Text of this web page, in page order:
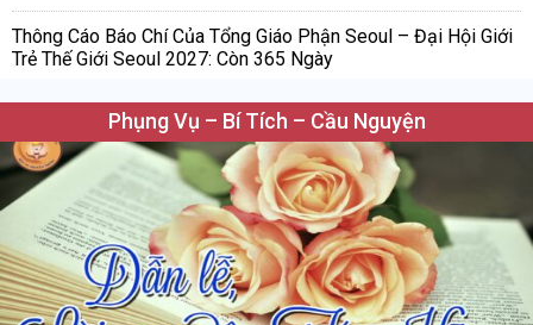
Thông Cáo Báo Chí Của Tổng Giáo Phận Seoul – Đại Hội Giới
Trẻ Thế Giới Seoul 2027: Còn 365 Ngày
Phụng Vụ – Bí Tích – Cầu Nguyện